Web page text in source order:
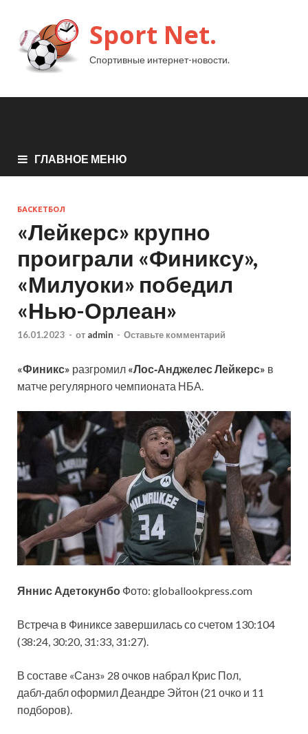
Sport Net.
Спортивные интернет-новости.
ГЛАВНОЕ МЕНЮ
БАСКЕТБОЛ
«Лейкерс» крупно
проиграли «Финиксу»,
«Милуоки» победил
«Нью-Орлеан»
16.01.2023 - от admin - Оставьте комментарий
«Финикс» разгромил «Лос‑Анджелес Лейкерс» в
матче регулярного чемпионата НБА.
Яннис Адетокунбо Фото: globallookpress.com
Встреча в Финиксе завершилась со счетом 130:104
(38:24, 30:20, 31:33, 31:27).
В составе «Санз» 28 очков набрал Крис Пол,
дабл‑дабл оформил Деандре Эйтон (21 очко и 11
подборов).